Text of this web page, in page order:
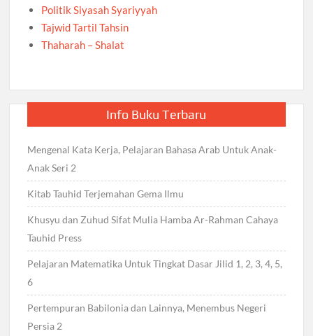
Politik Siyasah Syariyyah
Tajwid Tartil Tahsin
Thaharah – Shalat
Info Buku Terbaru
Mengenal Kata Kerja, Pelajaran Bahasa Arab Untuk Anak-
Anak Seri 2
Kitab Tauhid Terjemahan Gema Ilmu
Khusyu dan Zuhud Sifat Mulia Hamba Ar-Rahman Cahaya
Tauhid Press
Pelajaran Matematika Untuk Tingkat Dasar Jilid 1, 2, 3, 4, 5,
6
Pertempuran Babilonia dan Lainnya, Menembus Negeri
Persia 2